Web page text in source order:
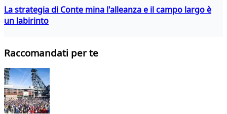
La strategia di Conte mina l'alleanza e il campo largo è
un labirinto
Raccomandati per te